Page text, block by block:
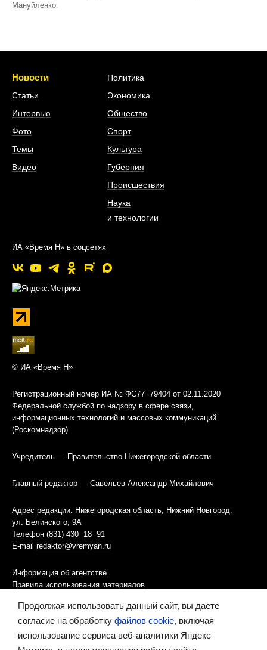
Мануйленко.
Новости
Статьи
Интервью
Фото
Темы
Видео
Политика
Экономика
Общество
Спорт
Культура
Губерния
Происшествия
Наука
и технологии
ИА «Время Н» в соцсетях
© ИА «Время Н»
Регистрационный номер ИА № ФС77−79404 от 02.11.2020
Федеральной службой по надзору в сфере связи,
информационных технологий и массовых коммуникаций
(Роскомнадзор)
Учредитель — Правительство Нижегородской области
Главный редактор — Савельев Александр Михайлович
Адрес редакции: Нижегородская область, Нижний Новгород,
ул. Белинского, 9А
Телефон (831) 430−18−91
E-mail redaktor@vremyan.ru
Информация об агентстве
Правила использования материалов
Информационная политика использования «cookies»-файлов
Ресурс содержит материалы 16+
Продолжая использовать данный сайт, вы даете
согласие на обработку файлов cookie, включая
использование сервиса веб-аналитики Яндекс